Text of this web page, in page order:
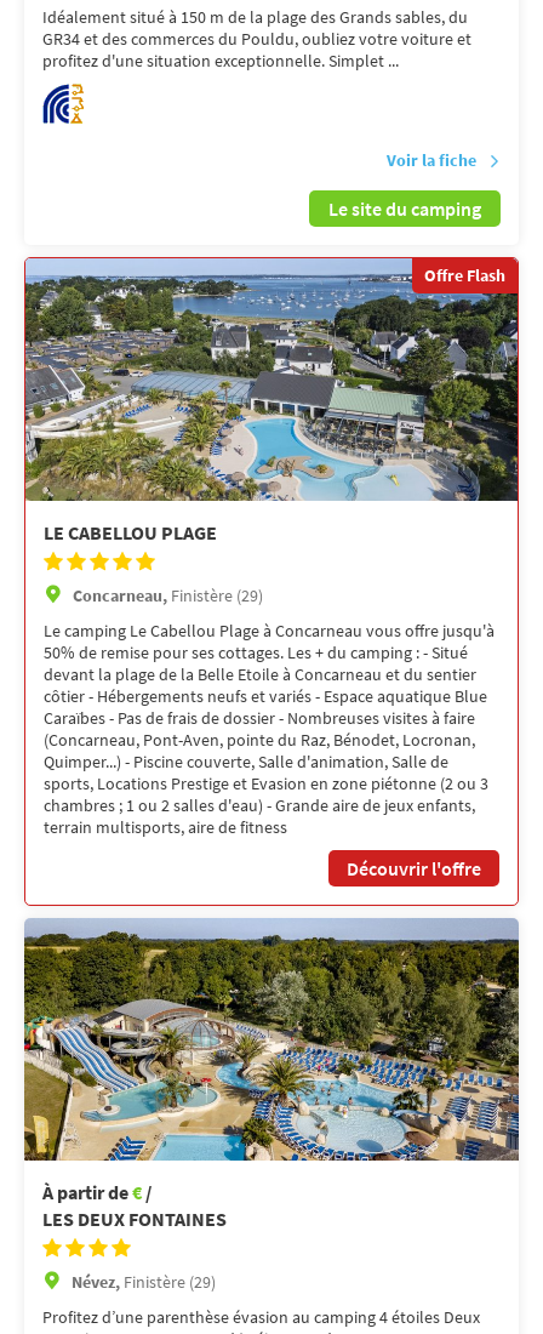
Idéalement situé à 150 m de la plage des Grands sables, du
GR34 et des commerces du Pouldu, oubliez votre voiture et
profitez d'une situation exceptionnelle. Simplet ...
Voir la fiche
Le site du camping
Offre Flash
LE CABELLOU PLAGE
Concarneau, Finistère (29)
Le camping Le Cabellou Plage à Concarneau vous offre jusqu'à
50% de remise pour ses cottages. Les + du camping : - Situé
devant la plage de la Belle Etoile à Concarneau et du sentier
côtier - Hébergements neufs et variés - Espace aquatique Blue
Caraïbes - Pas de frais de dossier - Nombreuses visites à faire
(Concarneau, Pont-Aven, pointe du Raz, Bénodet, Locronan,
Quimper...) - Piscine couverte, Salle d'animation, Salle de
sports, Locations Prestige et Evasion en zone piétonne (2 ou 3
chambres ; 1 ou 2 salles d'eau) - Grande aire de jeux enfants,
terrain multisports, aire de fitness
Découvrir l'offre
À partir de€ /
LES DEUX FONTAINES
Névez, Finistère (29)
Profitez d’une parenthèse évasion au camping 4 étoiles Deux